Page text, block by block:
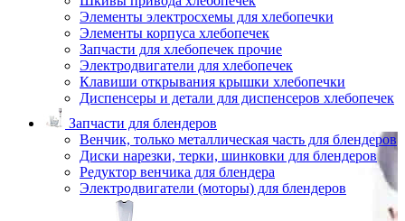
Элементы электросхемы для хлебопечки
Элементы корпуса хлебопечек
Запчасти для хлебопечек прочие
Электродвигатели для хлебопечек
Клавиши открывания крышки хлебопечки
Диспенсеры и детали для диспенсеров хлебопечек
Запчасти для блендеров
Венчик, только металлическая часть для блендеров
Диски нарезки, терки, шинковки для блендеров
Редуктор венчика для блендера
Электродвигатели (моторы) для блендеров